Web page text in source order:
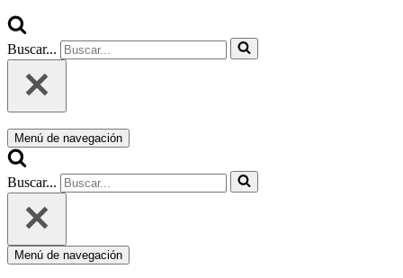
Buscar...
Menú de navegación
Buscar...
Menú de navegación